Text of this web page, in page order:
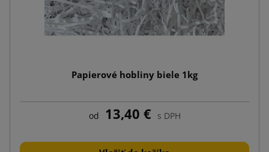
Papierové hobliny biele 1kg
od 13,40 € s DPH